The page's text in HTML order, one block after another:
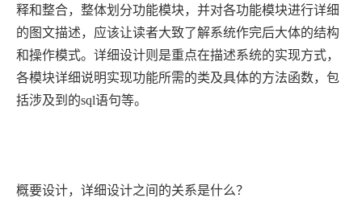
释和整合，整体划分功能模块，并对各功能模块进行详细
的图文描述，应该让读者大致了解系统作完后大体的结构
和操作模式。详细设计则是重点在描述系统的实现方式，
各模块详细说明实现功能所需的类及具体的方法函数，包
括涉及到的sql语句等。
概要设计，详细设计之间的关系是什么？